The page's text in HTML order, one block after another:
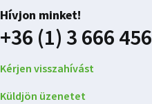
Hívjon minket!
+36 (1) 3 666 456
Kérjen visszahívást
Küldjön üzenetet